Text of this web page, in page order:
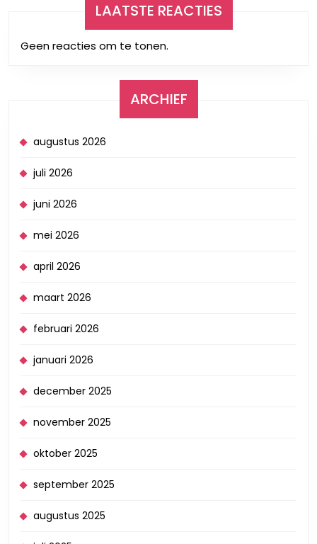
LAATSTE REACTIES
Geen reacties om te tonen.
ARCHIEF
augustus 2026
juli 2026
juni 2026
mei 2026
april 2026
maart 2026
februari 2026
januari 2026
december 2025
november 2025
oktober 2025
september 2025
augustus 2025